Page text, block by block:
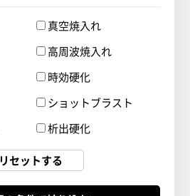
真空焼入れ
高周波焼入れ
時効硬化
ショットブラスト
析出硬化
リセットする